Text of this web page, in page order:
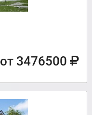
от 3476500